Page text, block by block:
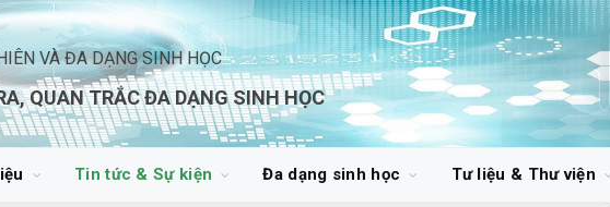
VÀ ĐA DẠNG SINH HỌC
QUAN TRẮC ĐA DẠNG SINH HỌC
Tin tức & Sự kiện Đa dạng sinh học Tư liệu & Thư viện